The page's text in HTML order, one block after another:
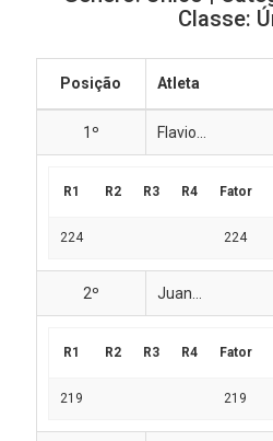
Classe:
Posição Atleta
1º Flavio...
R1 R2 R3 R4 Fator
224 224
2º Juan...
R1 R2 R3 R4 Fator
219 219